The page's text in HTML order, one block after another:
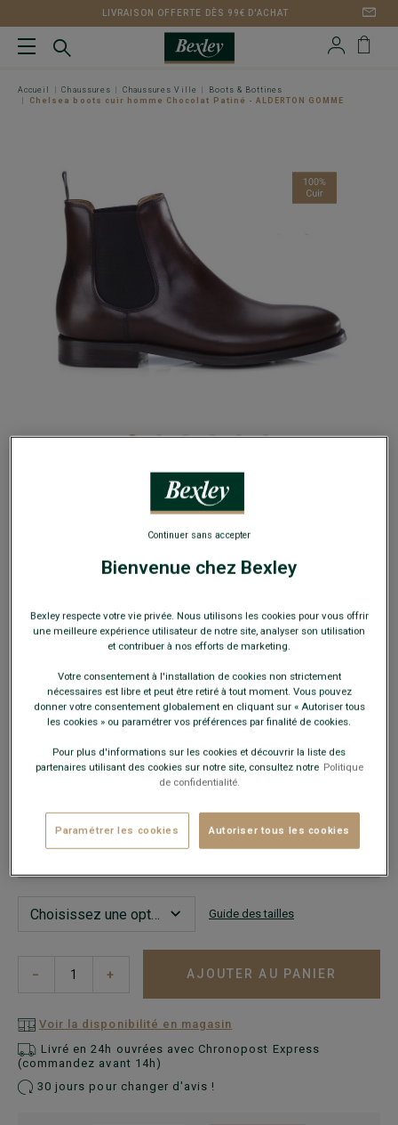
LIVRAISON OFFERTE DÈS 99€ D'ACHAT
Accueil Chaussures Chaussures Ville
Boots & Bottines
Chelsea boots cuir homme Chocolat Patiné - ALDERTON GOMME
Chelsea boots cuir homme Chocolat Patiné -
Bottines Low boots homme - semelle gomme
169,00 €
Payez en plusieurs fois dès 199€ d'achat
Ce modèle chausse grand, choisir la pointure en-dessous
Guide des tailles
− + AJOUTER AU PANIER
Voir la disponibilité en magasin
Livré en 24h ouvrées avec Chronopost Express
(commandez avant 14h)
30 jours pour changer d'avis !
Bienvenue chez Bexley
Bexley respecte votre vie privée. Nous utilisons les cookies pour vous offrir
une meilleure expérience utilisateur de notre site, analyser son utilisation
et contribuer à nos efforts de marketing.
Votre consentement à l'installation de cookies non strictement
nécessaires est libre et peut être retiré à tout moment. Vous pouvez
donner votre consentement globalement en cliquant sur « Autoriser tous
les cookies » ou paramétrer vos préférences par finalité de cookies.
Pour plus d'informations sur les cookies et découvrir la liste des
partenaires utilisant des cookies sur notre site, consultez notre Politique
de confidentialité.
Paramétrer les cookies Autoriser tous les cookies
Continuer sans accepter